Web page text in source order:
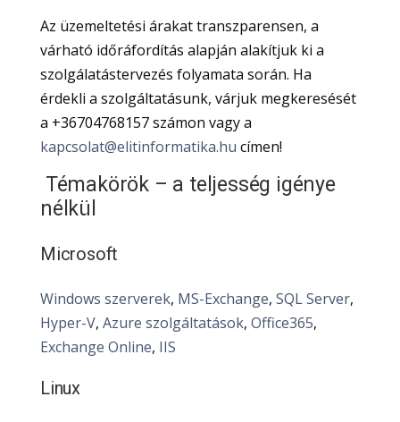
Az üzemeltetési árakat transzparensen, a
várható időráfordítás alapján alakítjuk ki a
szolgálatástervezés folyamata során. Ha
érdekli a szolgáltatásunk, várjuk megkeresését
a +36704768157 számon vagy a
kapcsolat@elitinformatika.hu címen!
Témakörök – a teljesség igénye
nélkül
Microsoft
Windows szerverek, MS-Exchange, SQL Server,
Hyper-V, Azure szolgáltatások, Office365,
Exchange Online, IIS
Linux